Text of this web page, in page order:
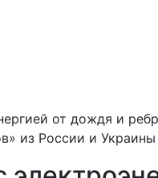
от дождя и
из России и Украины